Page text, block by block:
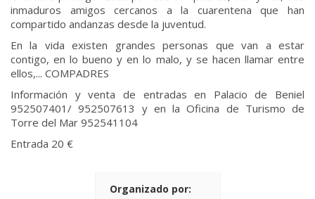
inmaduros amigos cercanos a la cuarentena que han
compartido andanzas desde la juventud.
En la vida existen grandes personas que van a estar
contigo, en lo bueno y en lo malo, y se hacen llamar entre
ellos,... COMPADRES
Información y venta de entradas en Palacio de Beniel
952507401/ 952507613 y en la Oficina de Turismo de
Torre del Mar 952541104
Entrada 20 €
Organizado por: